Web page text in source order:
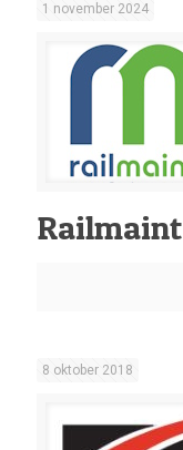
1 november 2024
Railmaint
8 oktober 2018